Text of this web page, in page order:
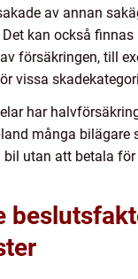
av annan
kan också finnas
försäkringen, till
vissa
har
många bilägare
utan att betala för